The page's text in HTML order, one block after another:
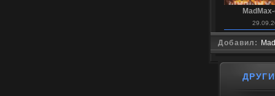
Добавил: